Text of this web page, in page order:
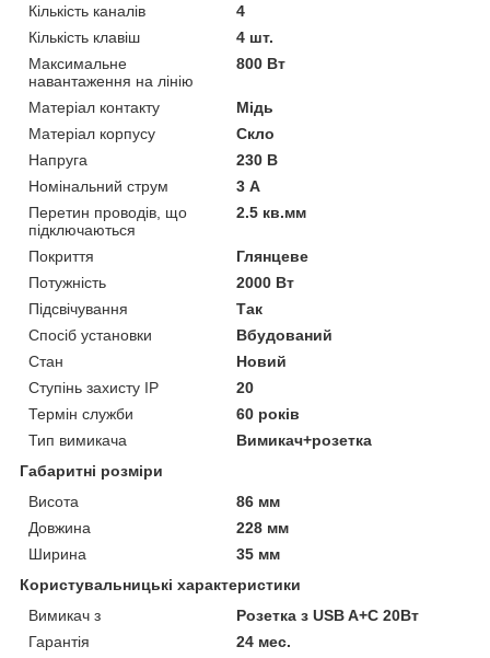
Кількість каналів
4
Кількість клавіш
4 шт.
Максимальне
навантаження на лінію
800 Вт
Матеріал контакту
Мідь
Матеріал корпусу
Скло
Напруга
230 В
Номінальний струм
3 А
Перетин проводів, що
підключаються
2.5 кв.мм
Покриття
Глянцеве
Потужність
2000 Вт
Підсвічування
Так
Спосіб установки
Вбудований
Стан
Новий
Ступінь захисту IP
20
Термін служби
60 років
Тип вимикача
Вимикач+розетка
Габаритні розміри
Висота
86 мм
Довжина
228 мм
Ширина
35 мм
Користувальницькі характеристики
Вимикач з
Розетка з USB A+C 20Вт
Гарантія
24 мес.